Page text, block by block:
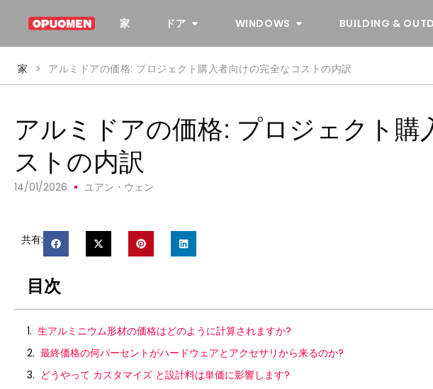
家 ドア WINDOWS BUILDING &
家 > アルミドアの価格: プロジェクト購入者向けの完全なコストの内訳
アルミドアの価格: プロジェクト購
ストの内訳
14/01/2026 ユアン・ウェン
共有:
目次
生アルミニウム形材の価格はどのように計算されますか?
最終価格の何パーセントがハードウェアとアクセサリから来るのか?
どうやって カスタマイズ と設計料は単価に影響します?